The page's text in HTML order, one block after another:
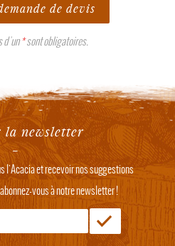
de devis
d'un*sont obligatoires.
la newsletter
l'Acacia et recevoir nos suggestions
vous à notre newsletter !